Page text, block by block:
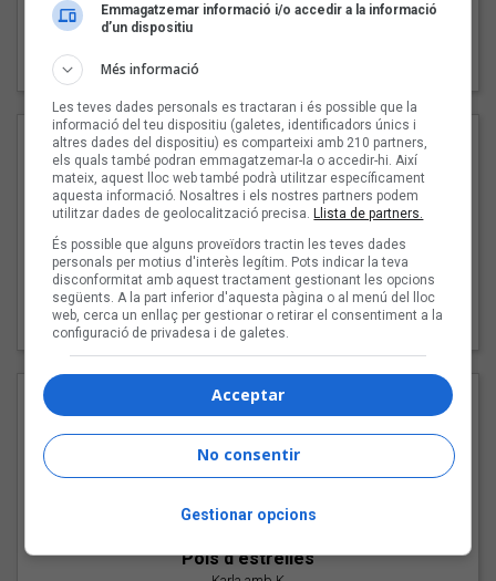
Pep Álvarez amb Joan Muntaner (Xanguito)
"Les cabres"
94 Rules amb Compte
"Pols d'estrelles"
Emmagatzemar informació i/o accedir a la informació
d’un dispositiu
Més informació
Les teves dades personals es tractaran i és possible que la
informació del teu dispositiu (galetes, identificadors únics i
altres dades del dispositiu) es comparteixi amb 210 partners,
els quals també podran emmagatzemar-la o accedir-hi. Així
mateix, aquest lloc web també podrà utilitzar específicament
aquesta informació. Nosaltres i els nostres partners podem
utilitzar dades de geolocalització precisa.Llista de partners.
És possible que alguns proveïdors tractin les teves dades
personals per motius d'interès legítim. Pots indicar la teva
disconformitat amb aquest tractament gestionant les opcions
següents. A la part inferior d'aquesta pàgina o al menú del lloc
web, cerca un enllaç per gestionar o retirar el consentiment a la
configuració de privadesa i de galetes.
Acceptar
No consentir
Gestionar opcions